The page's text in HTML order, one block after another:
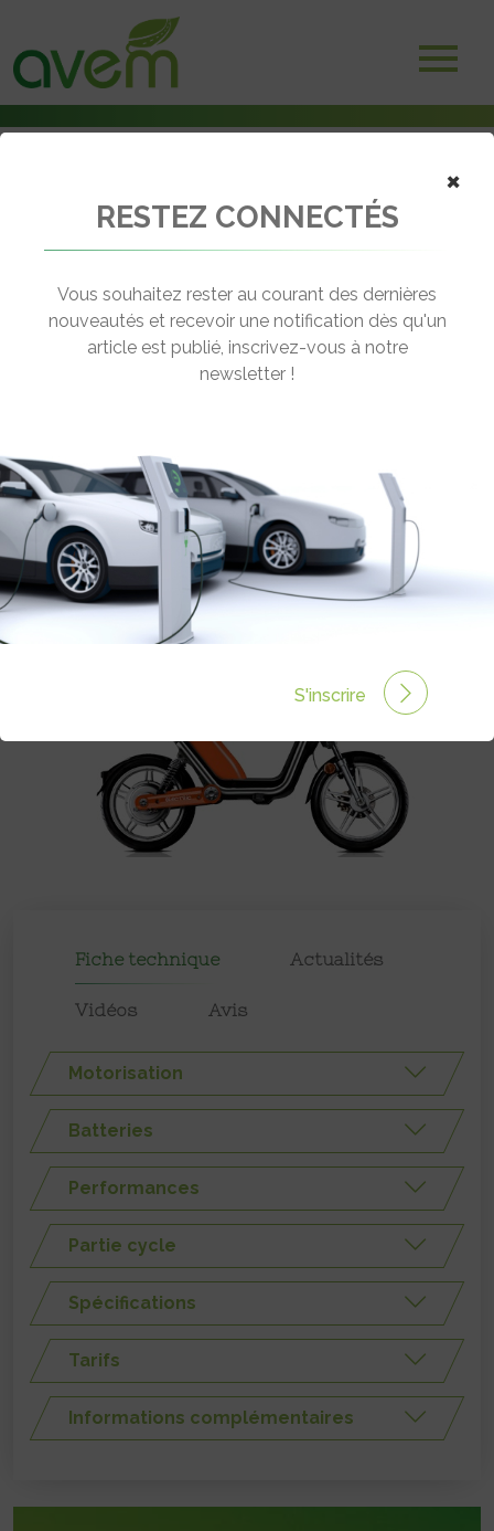
Deux-trois roues électriques
MATRA E-MO PLUS
[wppr_avg_rating id="41136"]
Autonomie :25 km
Prix :2390€
Fiche technique Actualités
Vidéos Avis
Motorisation
Batteries
Performances
Partie cycle
Spécifications
Tarifs
Informations complémentaires
×
RESTEZ CONNECTÉS
Vous souhaitez rester au courant des dernières
nouveautés et recevoir une notification dès qu'un
article est publié, inscrivez-vous à notre
newsletter !
S'inscrire